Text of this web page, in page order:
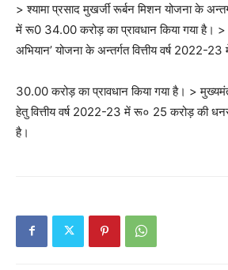
> श्यामा प्रसाद मुखर्जी रूर्बन मिशन योजना के
में रू0 34.00 करोड़ का प्रावधान किया गया है। >
अभियान’ योजना के अन्तर्गत वित्तीय वर्ष 2022-
30.00 करोड़ का प्रावधान किया गया है। >
हेतु वित्तीय वर्ष 2022-23 में रू० 25 करोड़ की
है।